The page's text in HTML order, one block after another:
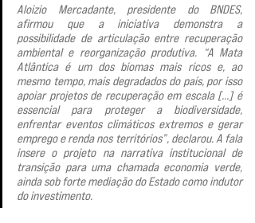
Aloizio Mercadante, presidente do BNDES,
afirmou que a iniciativa demonstra a
possibilidade de articulação entre recuperação
ambiental e reorganização produtiva. “A Mata
Atlântica é um dos biomas mais ricos e, ao
mesmo tempo, mais degradados do país, por isso
apoiar projetos de recuperação em escala [...] é
essencial para proteger a biodiversidade,
enfrentar eventos climáticos extremos e gerar
emprego e renda nos territórios”, declarou. A fala
insere o projeto na narrativa institucional de
transição para uma chamada economia verde,
ainda sob forte mediação do Estado como indutor
do investimento.